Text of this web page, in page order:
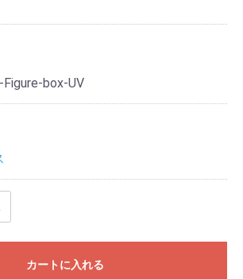
Figure-box-UV
カートに入れる